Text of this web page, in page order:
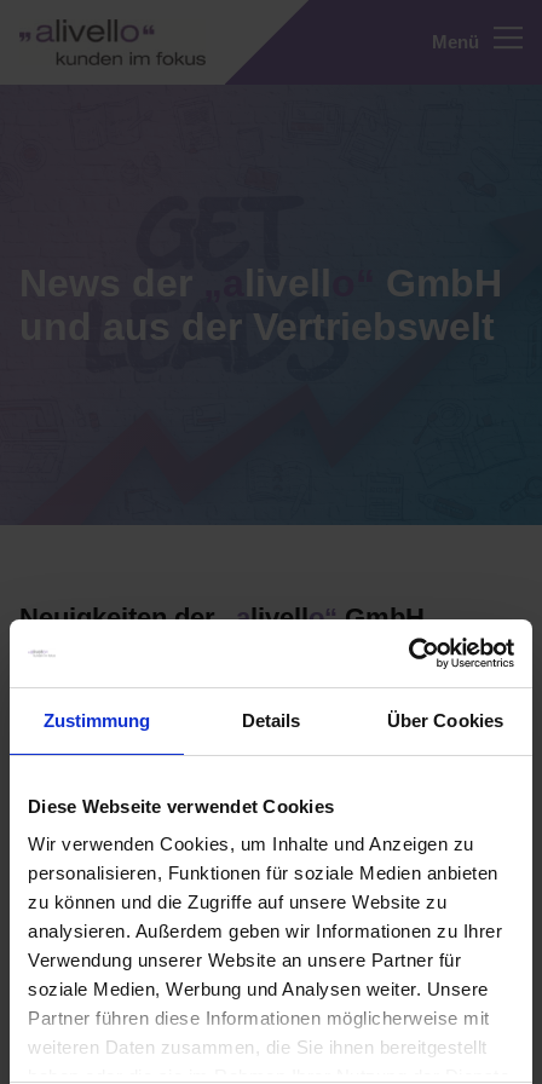
Zustimmung Details Über Cookies
Diese Webseite verwendet Cookies
Wir verwenden Cookies, um Inhalte und Anzeigen zu
personalisieren, Funktionen für soziale Medien anbieten
zu können und die Zugriffe auf unsere Website zu
analysieren. Außerdem geben wir Informationen zu Ihrer
Verwendung unserer Website an unsere Partner für
soziale Medien, Werbung und Analysen weiter. Unsere
Partner führen diese Informationen möglicherweise mit
weiteren Daten zusammen, die Sie ihnen bereitgestellt
Menü
News der livell
GmbH
und aus der Vertriebswelt
Neuigkeiten der„alivello“GmbH
In unserem Newsbereich halten wir Sie stets auf dem
aktuellsten Stand rund um das Unternehmen und versorgen Sie
mit den neuesten Informationen aus unserer Branche.
Alle Blog News
Aggressive Kaltakquise: So schützen Sie Ihren
Ruf
Erfahren Sie von den Experten bei livell
, wie Sie aggressive
Kaltakquise rechtssicher und vertriebswirksam gestalten, ohne
dass Ihr guter Ruf…